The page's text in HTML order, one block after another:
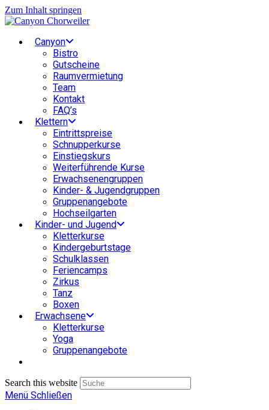
Zum Inhalt springen
Canyon
Bistro
Gutscheine
Raumvermietung
Team
Kontakt
FAQ’s
Klettern
Eintrittspreise
Schnupperkurse
Einstiegskurs
Weiterführende Kurse
Erwachsenengruppen
Kinder- & Jugendgruppen
Gruppenangebote
Hochseilgarten
Kinder- und Jugend
Kletterkurse
Kindergeburtstage
Schulklassen
Feriencamps
Zirkus
Tanz
Boxen
Erwachsene
Kletterkurse
Yoga
Gruppenangebote
Search this website
Menü Schließen